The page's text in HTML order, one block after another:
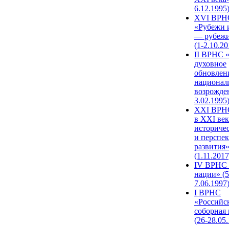
6.12.1995)
XVI
«Рубежи
—
(1-
II ВРНС
духовное
3.02.1995)
XХI
в XXI
и
развития»
IV ВРНС
нации»
7.06.1997)
I ВРНС
(26-